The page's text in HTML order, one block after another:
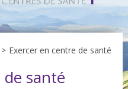
> Exercer en centre de santé
santé